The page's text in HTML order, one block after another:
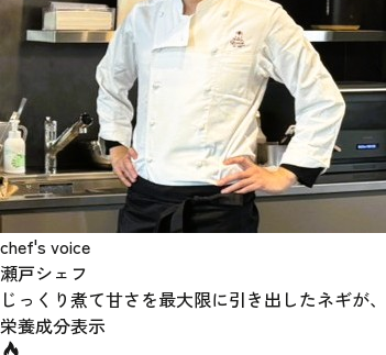
chef's voice
瀬戸シェフ
じっくり煮て甘さを最大限に引き出したネギが
栄養成分表示